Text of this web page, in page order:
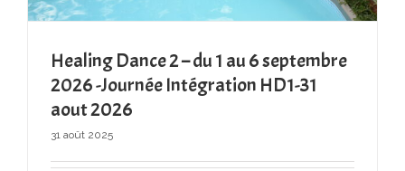
Healing Dance 2 – du 1 au 6 septembre
2026 -Journée Intégration HD1-31
aout 2026
31 août 2025